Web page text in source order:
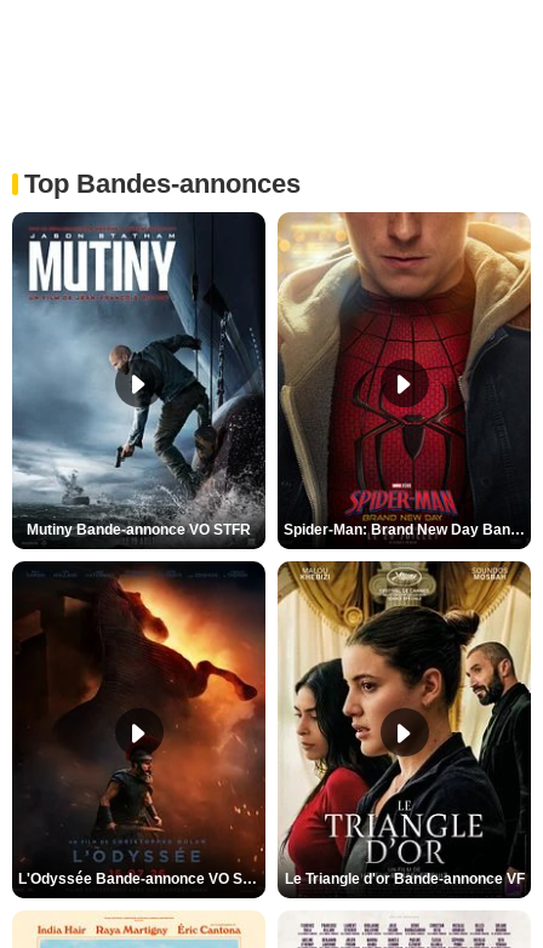
Top Bandes-annonces
Mutiny Bande-annonce VO STFR Spider-Man: Brand New Day Bande-annonce VO STFR
L'Odyssée Bande-annonce VO STFR Le Triangle d'or Bande-annonce VF